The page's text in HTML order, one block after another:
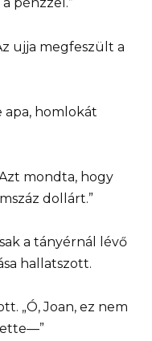
pénzzel.”
ujja megfeszült a
apa, homlokát
mondta, hogy
dollárt.”
a tányérnál lévő
hallatszott.
„Ó, Joan, ez nem